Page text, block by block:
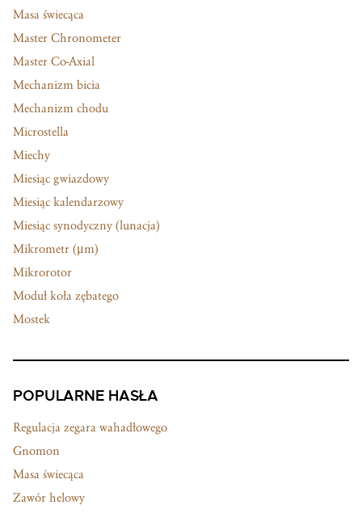
Masa świecąca
Master Chronometer
Master Co-Axial
Mechanizm bicia
Mechanizm chodu
Microstella
Miechy
Miesiąc gwiazdowy
Miesiąc kalendarzowy
Miesiąc synodyczny (lunacja)
Mikrometr (μm)
Mikrorotor
Moduł koła zębatego
Mostek
POPULARNE HASŁA
Regulacja zegara wahadłowego
Gnomon
Masa świecąca
Zawór helowy